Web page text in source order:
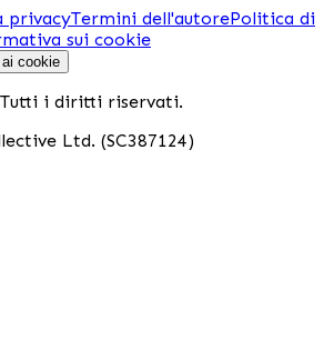
privacyTermini dell'autorePolitica di
sui cookie
cookie
i diritti riservati.
Ltd. (SC387124)